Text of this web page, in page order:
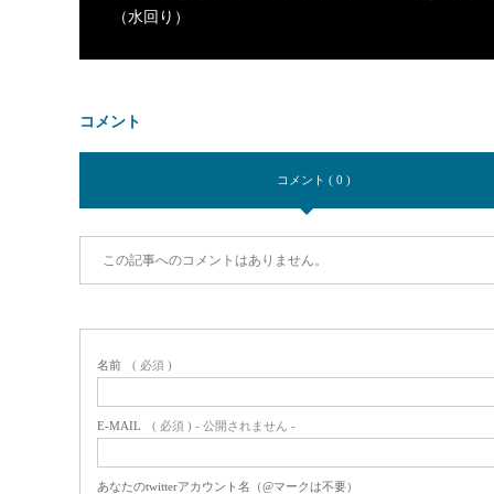
（水回り）
コメント
コメント ( 0 )
この記事へのコメントはありません。
名前 ( 必須 )
E-MAIL ( 必須 ) - 公開されません -
あなたのtwitterアカウント名（@マークは不要）